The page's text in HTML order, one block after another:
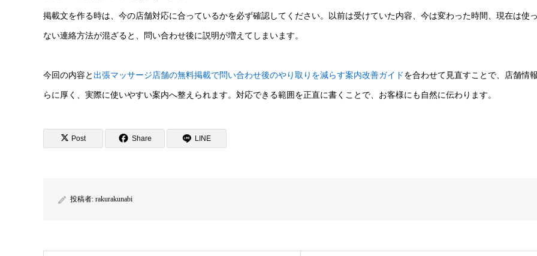
掲載文を作る時は、今の店舗対応に合っているかを必ず確認してください。以前は受けていた内容、今は変わった時間、現在は使
ない連絡方法が混ざると、問い合わせ後に説明が増えてしまいます。
今回の内容と 出張マッサージ店舗の無料掲載で問い合わせ後のやり取りを減らす案内改善ガイド を合わせて見直すことで、店舗情
らに厚く、実際に使いやすい案内へ整えられます。対応できる範囲を正直に書くことで、お客様にも自然に伝わります。
Post Share LINE
投稿者: rakurakunabi